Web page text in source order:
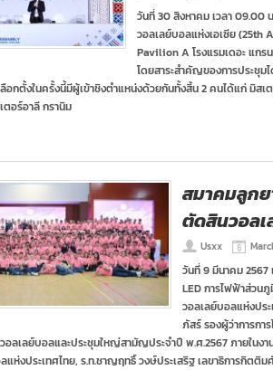
วันที่ 30 สิงหาคม เวลา 09.00
วอลเลย์บอลแห่งเอเซีย
Pavilion A โรงแรมเดอะ แกร
โดยสาระสำคัญของการประชุม
ลือกตั้งในครั้งนี้มีผู้เข้าชิงตำแหน่งด้วยกันทั้งสิ้น 2 คนได้แก่ มิส
อร์อาลี กรานิม
สมาคมลูก
ตัดสินวอลเ
Usxx
วันที่ 9 มีนาคม
LED การไฟฟ้าส่วน
วอลเลย์บอลแห่งปร
ภัสร์ รองผู้ว่าการกา
อลเลย์บอลและประชุมใหญ่สามัญประจำปี พ.ศ.2567 ภายในง
ห่งประเทศไทย, ร.ท.ชาญฤทธิ์ วงษ์ประเสริฐ เลขาธิการกิตติ